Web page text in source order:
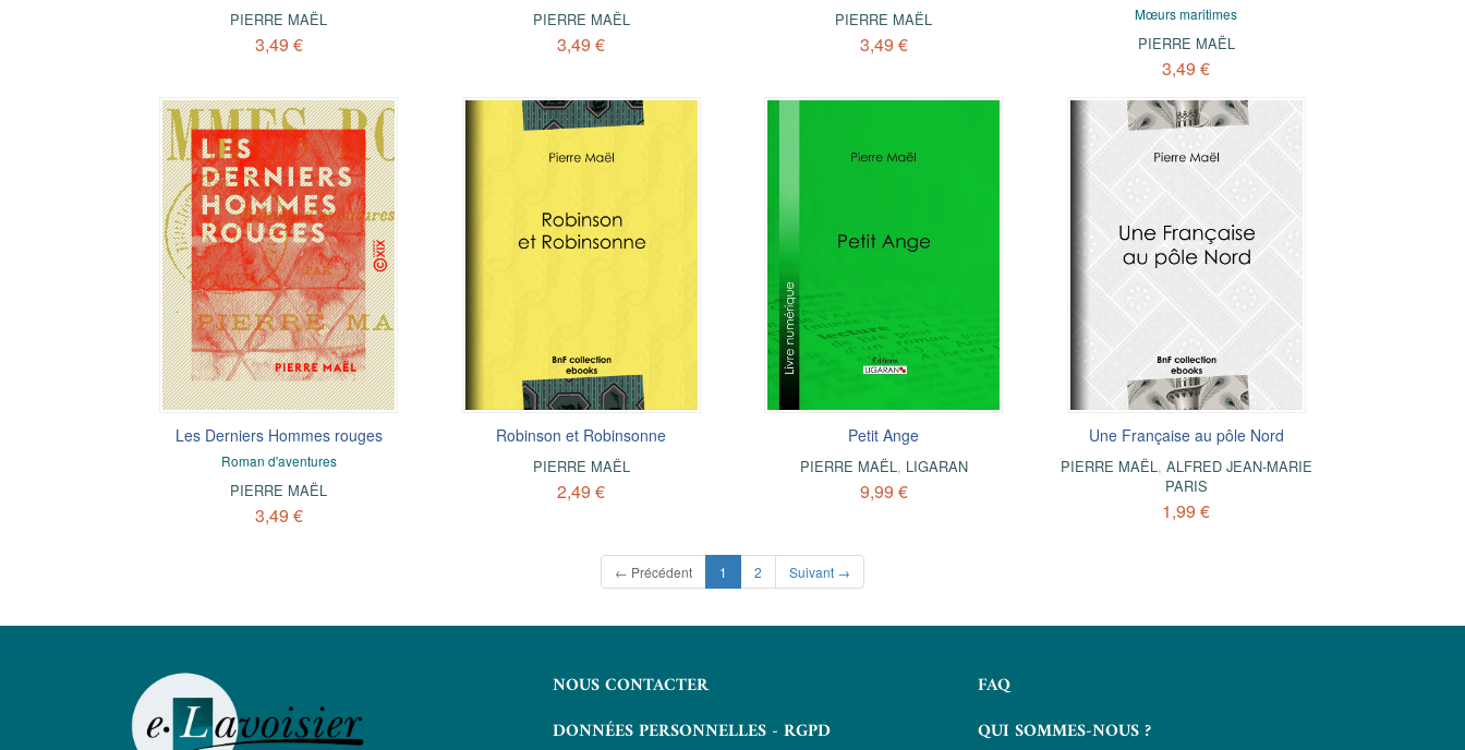
PIERRE MAËL
3,49 €
PIERRE MAËL
3,49 €
PIERRE MAËL
3,49 €
Mœurs maritimes
PIERRE MAËL
3,49 €
Les Derniers Hommes rouges
Roman d'aventures
PIERRE MAËL
3,49 €
Robinson et Robinsonne
PIERRE MAËL
2,49 €
Petit Ange
PIERRE MAËL , LIGARAN
9,99 €
Une Française au pôle Nord
PIERRE MAËL , ALFRED JEAN-MARIE
PARIS
1,99 €
← Précédent 1 (current)
2 Suivant →
NOUS CONTACTER
DONNÉES PERSONNELLES - RGPD
FAQ
QUI SOMMES-NOUS ?